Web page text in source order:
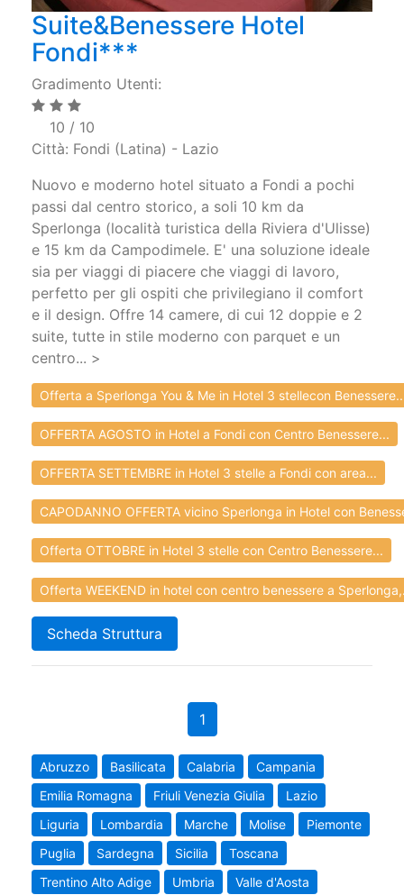
Suite&Benessere Hotel
Fondi***
Gradimento Utenti:
10 / 10
Città: Fondi (Latina) - Lazio
Nuovo e moderno hotel situato a Fondi a pochi
passi dal centro storico, a soli 10 km da
Sperlonga (località turistica della Riviera d'Ulisse)
e 15 km da Campodimele. E' una soluzione ideale
sia per viaggi di piacere che viaggi di lavoro,
perfetto per gli ospiti che privilegiano il comfort
e il design. Offre 14 camere, di cui 12 doppie e 2
suite, tutte in stile moderno con parquet e un
centro... >
Offerta a Sperlonga You & Me in Hotel 3 stellecon
OFFERTA AGOSTO in Hotel a Fondi con Centro Benessere...
OFFERTA SETTEMBRE in Hotel 3 stelle a Fondi con area...
CAPODANNO OFFERTA vicino Sperlonga in Hotel con
Offerta OTTOBRE in Hotel 3 stelle con Centro Benessere...
Offerta WEEKEND in hotel con centro benessere a
Scheda Struttura
1
Abruzzo Basilicata Calabria
Campania
Emilia Romagna
Friuli Venezia Giulia
Lazio
Liguria
Lombardia Marche Molise
Piemonte
Puglia
Sardegna Sicilia
Toscana
Trentino Alto Adige
Umbria
Valle d'Aosta